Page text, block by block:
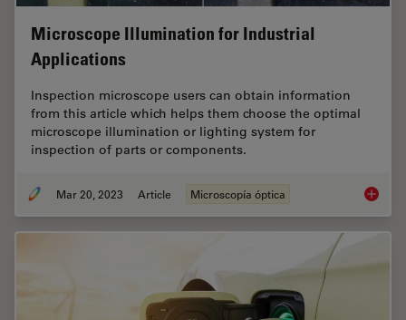
Microscope Illumination for Industrial
Applications
Inspection microscope users can obtain information
from this article which helps them choose the optimal
microscope illumination or lighting system for
inspection of parts or components.
Mar 20, 2023 Article Microscopía óptica